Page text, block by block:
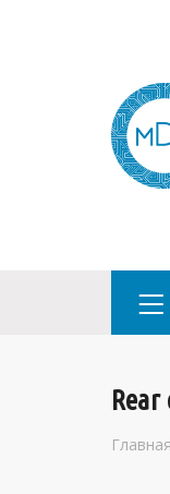
Rear
Главная